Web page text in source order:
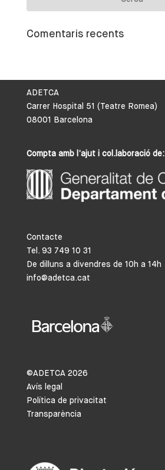
Comentaris recents
ADETCA
Carrer Hospital 51 (Teatre Romea)
08001 Barcelona
Compta amb l’ajut i col.laboració de:
Contacte
Tel. 93 749 10 31
De dilluns a divendres de 10h a 14h
info@adetca.cat
©ADETCA 2026
Avís legal
Política de privacitat
Transparència